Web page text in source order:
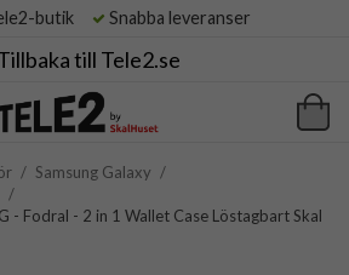
butik Snabba leveranser
till Tele2.se
/ Samsung Galaxy /
/
- Fodral - 2 in 1 Wallet Case Löstagbart Skal